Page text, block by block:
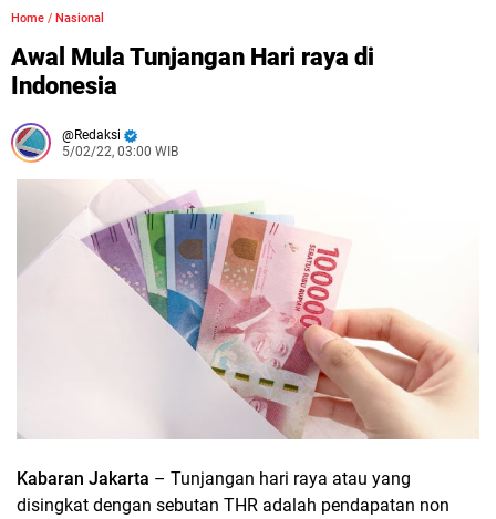
Home / Nasional
Awal Mula Tunjangan Hari raya di
Indonesia
Redaksi
5/02/22, 03:00 WIB
Kabaran Jakarta – Tunjangan hari raya atau yang
disingkat dengan sebutan THR adalah pendapatan non